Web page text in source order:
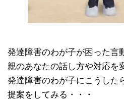
発達障害のわが子が困った言
親のあなたの話し方や対応を
発達障害のわが子にこうした
提案をしてみる・・・